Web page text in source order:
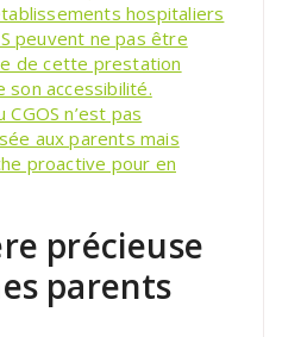
hospitaliers
peuvent ne pas être
de cette prestation
son accessibilité.
n’est pas
aux parents mais
proactive pour en
précieuse
parents